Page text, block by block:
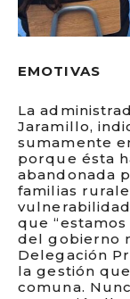
EMOTIVAS
La
Jaramillo,
sumamente
porque ésta
abandonada
familias
que
del gobierno
Delegación
la gestión
comuna.